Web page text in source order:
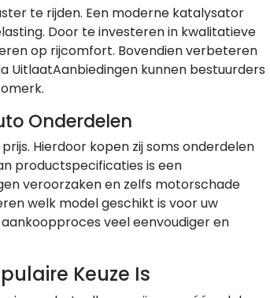
te rijden. Een moderne katalysator
Door te investeren in kwalitatieve
op rijcomfort. Bovendien verbeteren
UitlaatAanbiedingen kunnen bestuurders
Onderdelen
Hierdoor kopen zij soms onderdelen
productspecificaties is een
veroorzaken en zelfs motorschade
welk model geschikt is voor uw
veel eenvoudiger en
Keuze Is